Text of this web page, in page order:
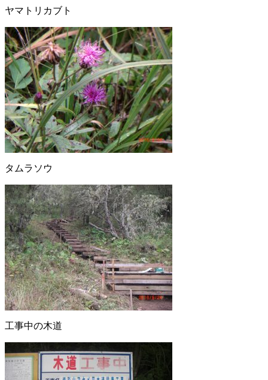
ヤマトリカブト
タムラソウ
工事中の木道